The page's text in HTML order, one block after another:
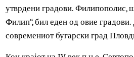
нас религиозни ритуали.
Панаѓуриште е пример за
богатствата што ги најдовме